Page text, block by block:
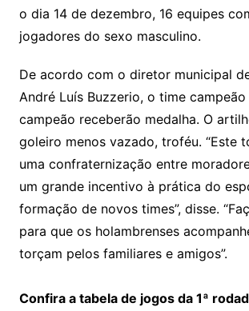
o dia 14 de dezembro, 16 equipes
jogadores do sexo masculino.
De acordo com o diretor municipal
André Luís Buzzerio, o time
campeão receberão medalha. O
goleiro menos vazado, troféu. “Este
uma confraternização entre
um grande incentivo à prática do
formação de novos times”, disse.
para que os holambrenses
torçam pelos familiares e amigos”.
Confira a tabela de jogos da 1ª